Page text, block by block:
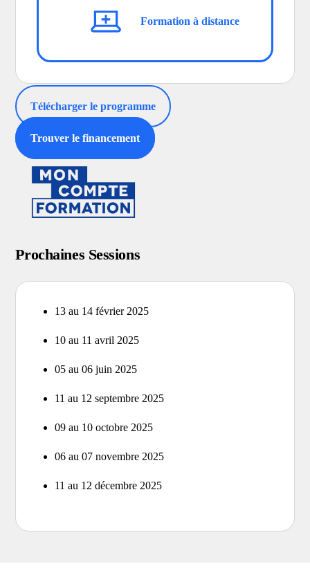
Formation à distance
Télécharger le programme
Trouver le financement
Prochaines Sessions
13 au 14 février 2025
10 au 11 avril 2025
05 au 06 juin 2025
11 au 12 septembre 2025
09 au 10 octobre 2025
06 au 07 novembre 2025
11 au 12 décembre 2025